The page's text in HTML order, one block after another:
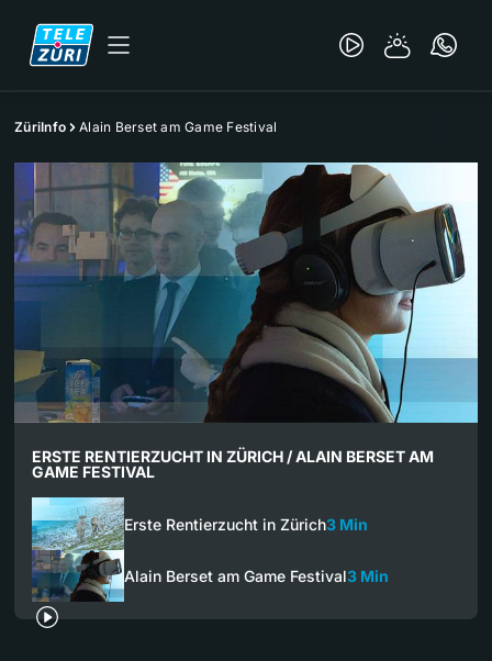
ZüriInfo Alain Berset am Game Festival
ERSTE RENTIERZUCHT IN ZÜRICH / ALAIN BERSET AM
GAME FESTIVAL
Erste Rentierzucht in Zürich3 Min
Alain Berset am Game Festival3 Min